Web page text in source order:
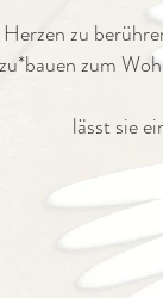
zu
zum
lässt sie